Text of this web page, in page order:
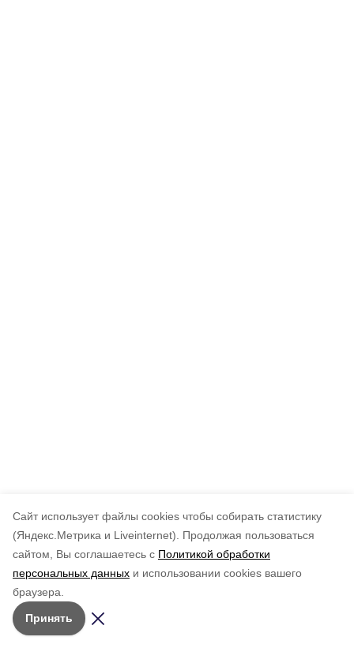
Cайт использует файлы cookies чтобы собирать статистику
(Яндекс.Метрика и Liveinternet).
Продолжая пользоваться
сайтом, Вы соглашаетесь с Политикой обработки
персональных данных и использовании cookies вашего
браузера.
Принять